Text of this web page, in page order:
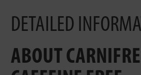
DETAILED
ABOUT